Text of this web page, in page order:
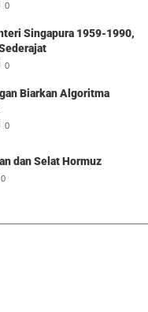
0
0
Biarkan Algoritma
0
dan Selat Hormuz
0